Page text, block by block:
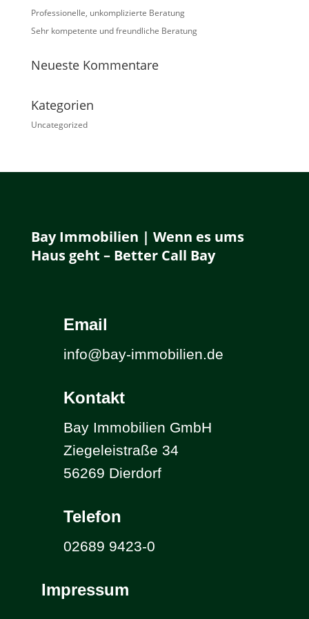
Professionelle, unkomplizierte Beratung
Sehr kompetente und freundliche Beratung
Neueste Kommentare
Kategorien
Uncategorized
Bay Immobilien | Wenn es ums
Haus geht – Better Call Bay
Email
info@bay-immobilien.de
Kontakt
Bay Immobilien GmbH
Ziegeleistraße 34
56269 Dierdorf
Telefon
02689 9423-0
Impressum